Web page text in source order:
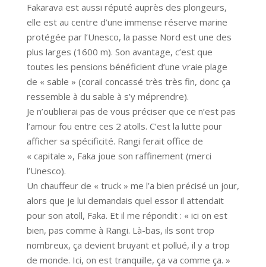
Fakarava est aussi réputé auprès des plongeurs,
elle est au centre d’une immense réserve marine
protégée par l’Unesco, la passe Nord est une des
plus larges (1600 m). Son avantage, c’est que
toutes les pensions bénéficient d’une vraie plage
de « sable » (corail concassé très très fin, donc ça
ressemble à du sable à s’y méprendre).
Je n’oublierai pas de vous préciser que ce n’est pas
l’amour fou entre ces 2 atolls. C’est la lutte pour
afficher sa spécificité. Rangi ferait office de
« capitale », Faka joue son raffinement (merci
l’Unesco).
Un chauffeur de « truck » me l’a bien précisé un jour,
alors que je lui demandais quel essor il attendait
pour son atoll, Faka. Et il me répondit : « ici on est
bien, pas comme à Rangi. Là-bas, ils sont trop
nombreux, ça devient bruyant et pollué, il y a trop
de monde. Ici, on est tranquille, ça va comme ça. »